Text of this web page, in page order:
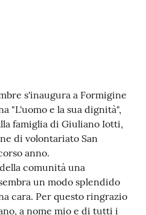
s'inaugura a Formigine
"L'uomo e la sua dignità",
famiglia di Giuliano Iotti,
di volontariato San
anno.
comunità una
un modo splendido
cara. Per questo ringrazio
a nome mio e di tutti i